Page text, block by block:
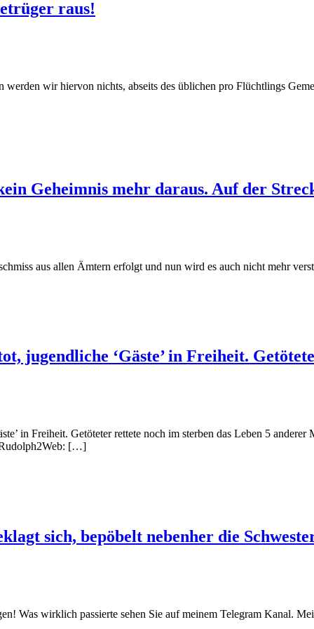
raus!
werden wir hiervon nichts, abseits des üblichen pro Flüchtlings
Geheimnis mehr daraus. Auf der
aus allen Ämtern erfolgt und nun wird es auch nicht mehr
jugendliche ‘Gäste’ in Freiheit.
in Freiheit. Getöteter rettete noch im sterben das Leben 5
[…]
sich, bepöbelt nebenher die
Was wirklich passierte sehen Sie auf meinem Telegram Kanal.